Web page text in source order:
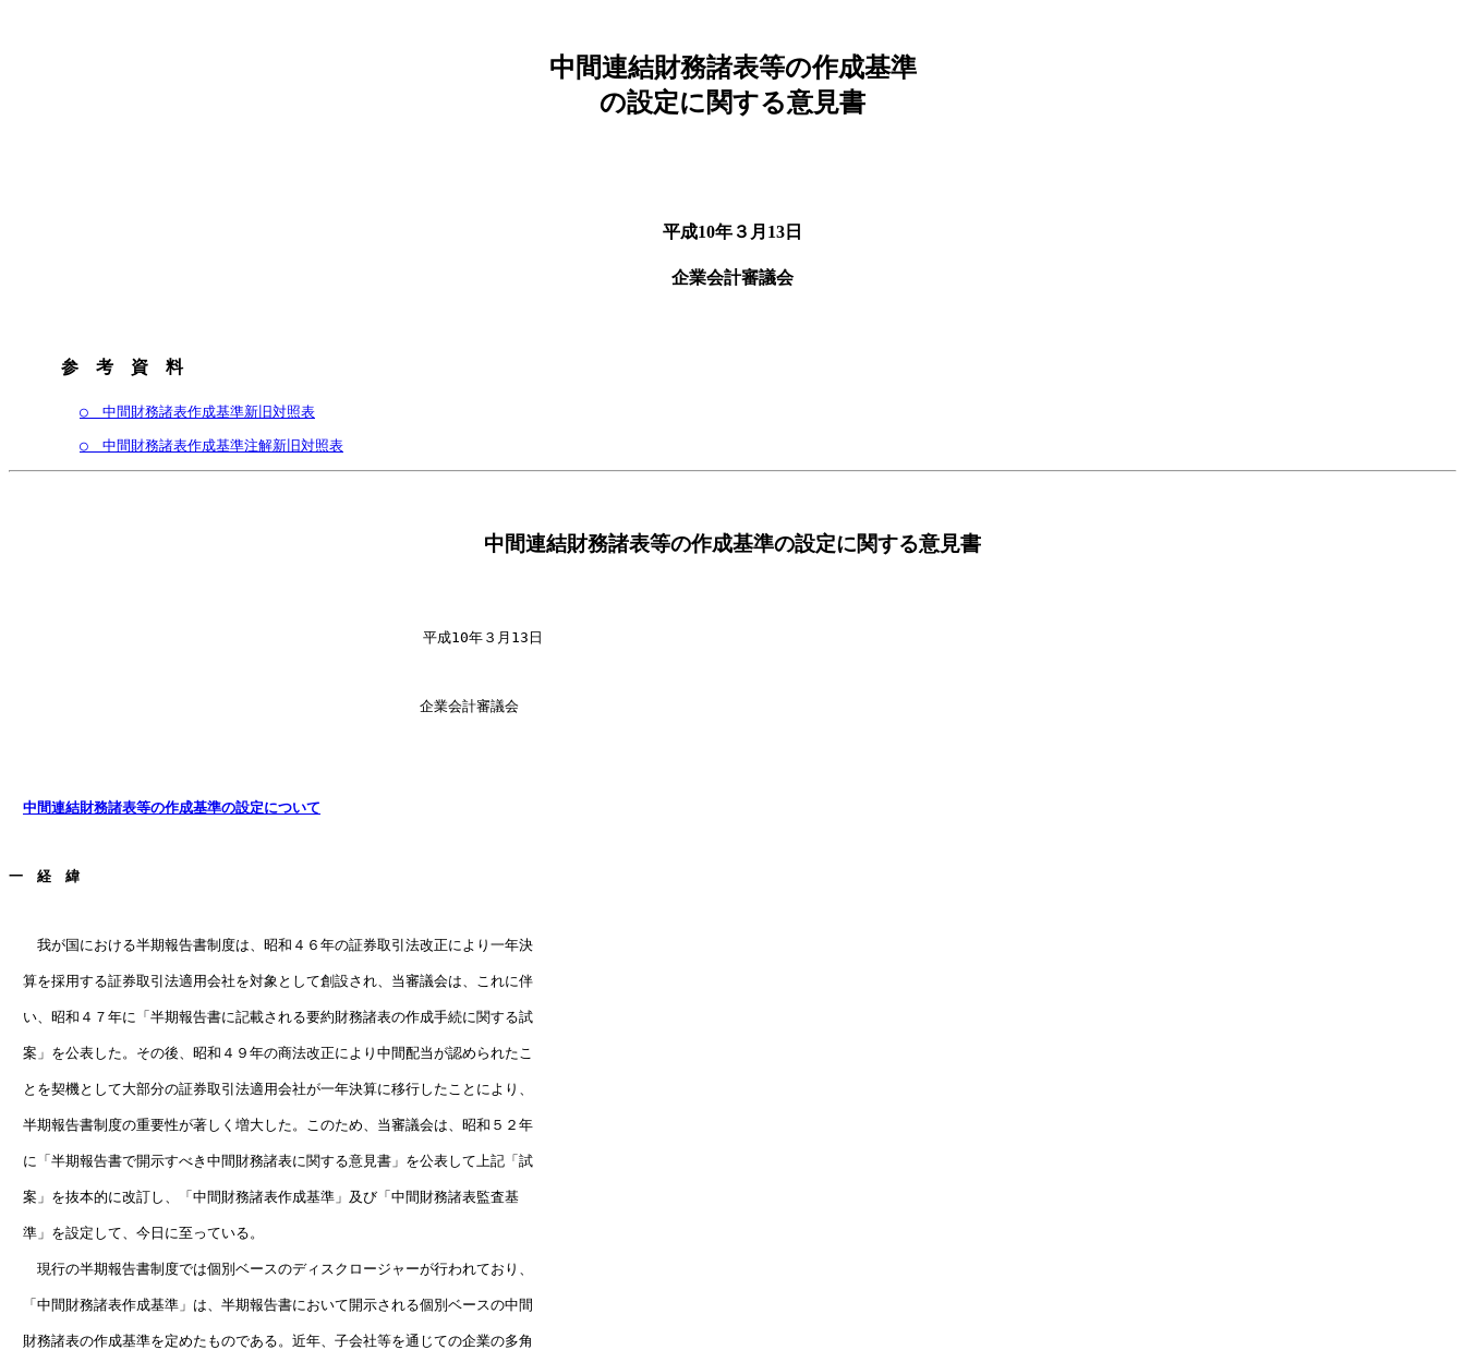
中間連結財務諸表等の作成基準
の設定に関する意見書
平成10年３月13日
企業会計審議会
参 考 資 料
○　中間財務諸表作成基準新旧対照表
○　中間財務諸表作成基準注解新旧対照表
中間連結財務諸表等の作成基準の設定に関する意見書
  　　　　　　　　　　　　　　　　　　　　　　　　　　　　平成10年３月13日
企業会計審議会
中間連結財務諸表等の作成基準の設定について
一　経　緯
我が国における半期報告書制度は、昭和４６年の証券取引法改正により一年決
算を採用する証券取引法適用会社を対象として創設され、当審議会は、これに伴
い、昭和４７年に「半期報告書に記載される要約財務諸表の作成手続に関する試
案」を公表した。その後、昭和４９年の商法改正により中間配当が認められたこ
とを契機として大部分の証券取引法適用会社が一年決算に移行したことにより、
半期報告書制度の重要性が著しく増大した。このため、当審議会は、昭和５２年
に「半期報告書で開示すべき中間財務諸表に関する意見書」を公表して上記「試
案」を抜本的に改訂し、「中間財務諸表作成基準」及び「中間財務諸表監査基
準」を設定して、今日に至っている。
現行の半期報告書制度では個別ベースのディスクロージャーが行われており、
「中間財務諸表作成基準」は、半期報告書において開示される個別ベースの中間
財務諸表の作成基準を定めたものである。近年、子会社等を通じての企業の多角